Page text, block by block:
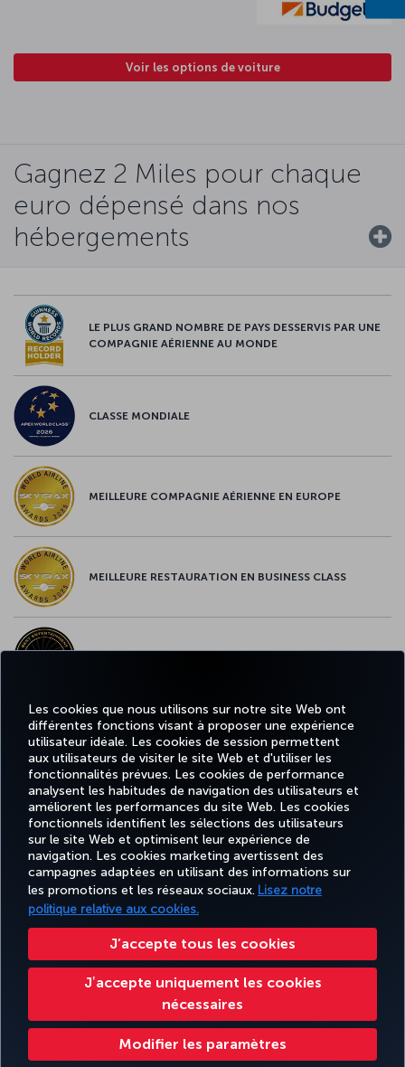
Les cookies que nous utilisons sur notre site Web ont
différentes fonctions visant à proposer une expérience
utilisateur idéale. Les cookies de session permettent
aux utilisateurs de visiter le site Web et d'utiliser les
fonctionnalités prévues. Les cookies de performance
analysent les habitudes de navigation des utilisateurs et
améliorent les performances du site Web. Les cookies
fonctionnels identifient les sélections des utilisateurs
sur le site Web et optimisent leur expérience de
navigation. Les cookies marketing avertissent des
campagnes adaptées en utilisant des informations sur
les promotions et les réseaux sociaux. Lisez notre
politique relative aux cookies.
J’accepte tous les cookies
Jʼaccepte uniquement les cookies
nécessaires
Modifier les paramètres
Voir les options de voiture
Gagnez 2 Miles pour chaque
euro dépensé dans nos
hébergements
LE PLUS GRAND NOMBRE DE PAYS DESSERVIS PAR UNE
COMPAGNIE AÉRIENNE AU MONDE
CLASSE MONDIALE
MEILLEURE COMPAGNIE AÉRIENNE EN EUROPE
MEILLEURE RESTAURATION EN BUSINESS CLASS
MEILLEUR WI-FI EN EUROPE
RÉSERVER
ET GÉRER
EXPÉRIENCE
OFFRES ET
DESTINATIONS
AIDE
TURKISH
AIRLINES
HOLIDAYS
Informations Légales Accessibilité
Règlement en ligne des litiges
Air Passenger Protection Regulation (Canada)
Accessibility Plan and Feedback Process (Canada) Accessibility Plan Progress Report
Accessibility Plan Progress Report 2025
Turkish Airlines Copyright © 1996 - 2026